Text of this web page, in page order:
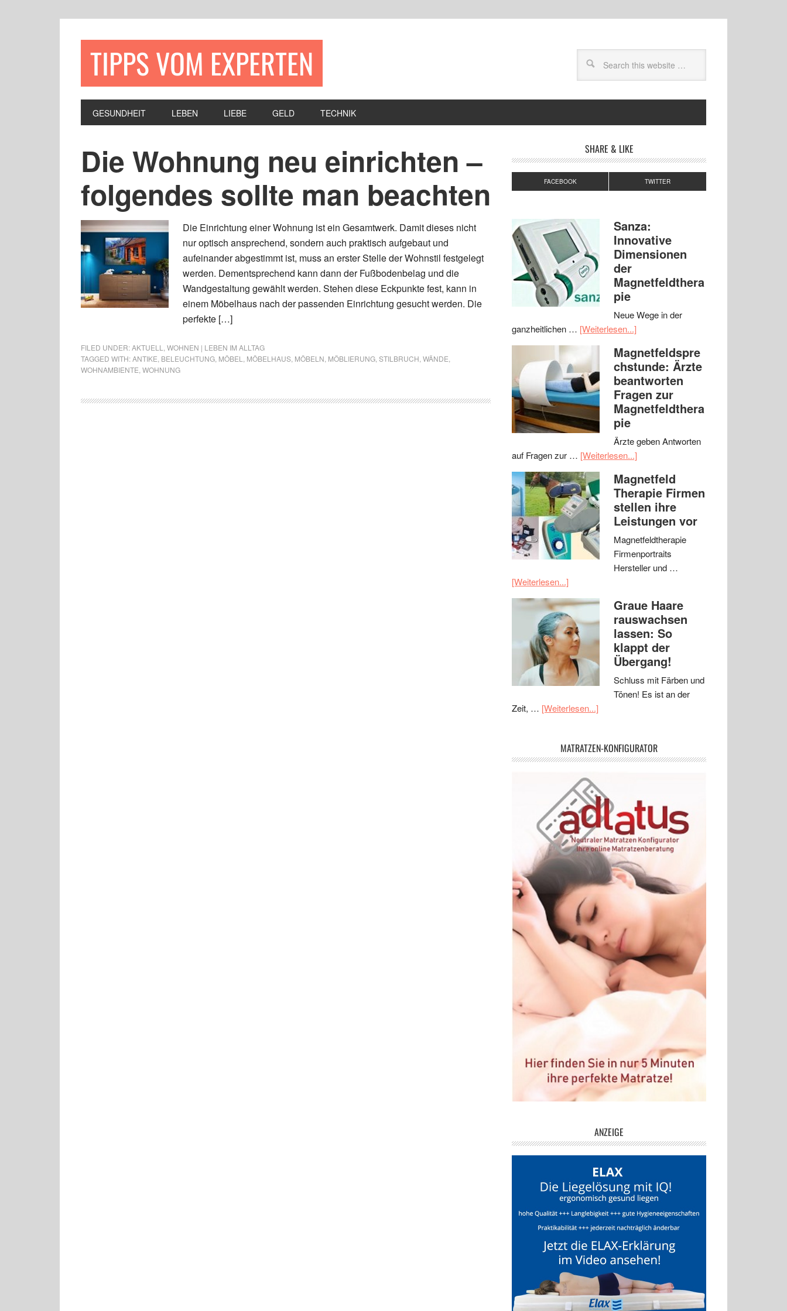
TIPPS VOM EXPERTEN
GESUNDHEIT LEBEN LIEBE GELD TECHNIK
Die Wohnung neu einrichten –
folgendes sollte man beachten
Die Einrichtung einer Wohnung ist ein Gesamtwerk. Damit dieses nicht
nur optisch ansprechend, sondern auch praktisch aufgebaut und
aufeinander abgestimmt ist, muss an erster Stelle der Wohnstil festgelegt
werden. Dementsprechend kann dann der Fußbodenbelag und die
Wandgestaltung gewählt werden. Stehen diese Eckpunkte fest, kann in
einem Möbelhaus nach der passenden Einrichtung gesucht werden. Die
perfekte […]
FILED UNDER:AKTUELL
WOHNEN | LEBEN IM ALLTAG
TAGGED WITH:ANTIKE BELEUCHTUNG MÖBEL MÖBELHAUS MÖBELN MÖBLIERUNG STILBRUCH WÄNDE
WOHNAMBIENTE WOHNUNG
SHARE & LIKE
FACEBOOK TWITTER
Sanza:
Innovative
Dimensionen
der
Magnetfeldthera
pie
Neue Wege in der
ganzheitlichen … [Weiterlesen...]
Magnetfeldspre
chstunde: Ärzte
beantworten
Fragen zur
Magnetfeldthera
pie
Ärzte geben Antworten
auf Fragen zur … [Weiterlesen...]
Magnetfeld
Therapie Firmen
stellen ihre
Leistungen vor
Magnetfeldtherapie
Firmenportraits
Hersteller und …
[Weiterlesen...]
Graue Haare
rauswachsen
lassen: So
klappt der
Übergang!
Schluss mit Färben und
Tönen! Es ist an der
Zeit, … [Weiterlesen...]
MATRATZEN-KONFIGURATOR
ANZEIGE